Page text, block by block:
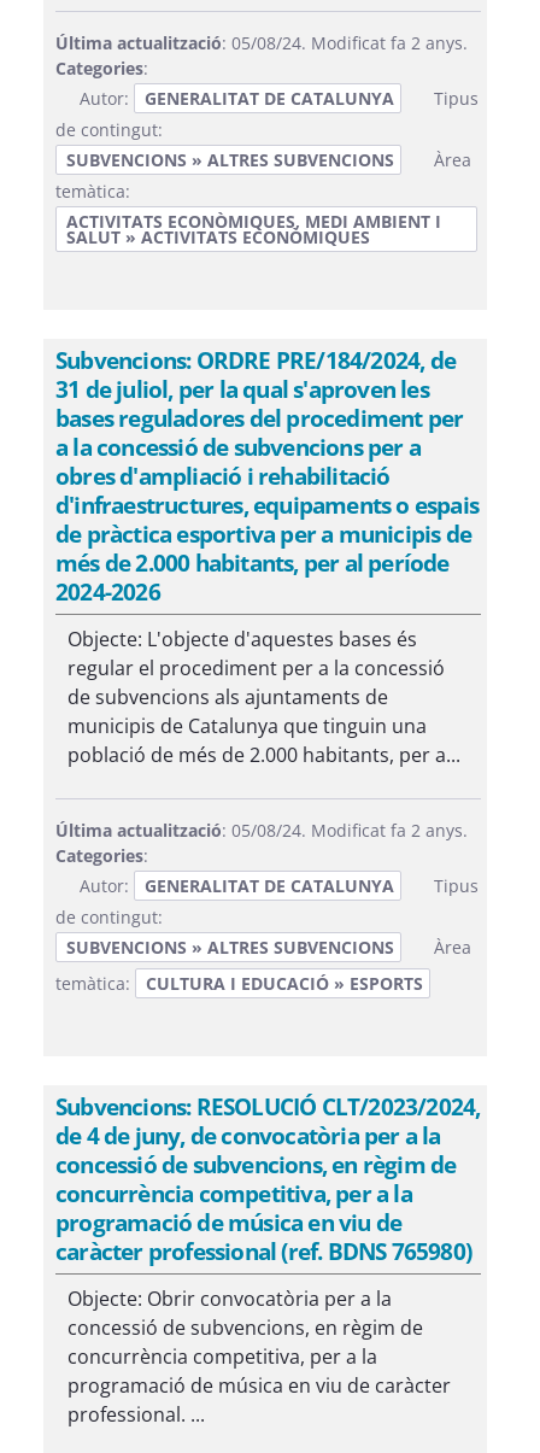
Última actualització: 05/08/24. Modificat fa 2 anys.
Categories:
Autor:
GENERALITAT DE CATALUNYA
Tipus
de contingut:
SUBVENCIONS » ALTRES SUBVENCIONS
Àrea
temàtica:
ACTIVITATS ECONÒMIQUES, MEDI AMBIENT I
SALUT » ACTIVITATS ECONÒMIQUES
Subvencions: ORDRE PRE/184/2024, de
31 de juliol, per la qual s'aproven les
bases reguladores del procediment per
a la concessió de subvencions per a
obres d'ampliació i rehabilitació
d'infraestructures, equipaments o espais
de pràctica esportiva per a municipis de
més de 2.000 habitants, per al període
2024-2026
Objecte: L'objecte d'aquestes bases és
regular el procediment per a la concessió
de subvencions als ajuntaments de
municipis de Catalunya que tinguin una
població de més de 2.000 habitants, per a...
Última actualització: 05/08/24. Modificat fa 2 anys.
Categories:
Autor:
GENERALITAT DE CATALUNYA
Tipus
de contingut:
SUBVENCIONS » ALTRES SUBVENCIONS
Àrea
temàtica:
CULTURA I EDUCACIÓ » ESPORTS
Subvencions: RESOLUCIÓ CLT/2023/2024,
de 4 de juny, de convocatòria per a la
concessió de subvencions, en règim de
concurrència competitiva, per a la
programació de música en viu de
caràcter professional (ref. BDNS 765980)
Objecte: Obrir convocatòria per a la
concessió de subvencions, en règim de
concurrència competitiva, per a la
programació de música en viu de caràcter
professional. ...